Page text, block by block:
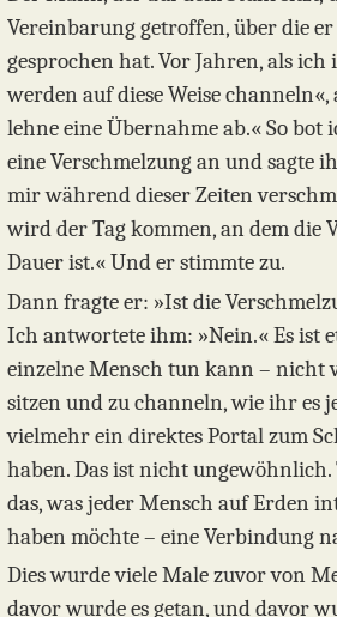
Vereinbarung getroffen, über die
gesprochen hat. Vor Jahren, als ich
werden auf diese Weise
lehne eine Übernahme ab.« So bot
eine Verschmelzung an und sagte
mir während dieser Zeiten
wird der Tag kommen, an dem die
Dauer ist.« Und er stimmte zu.
Dann fragte er: »Ist die
Ich antwortete ihm: »Nein.« Es ist
einzelne Mensch tun kann – nicht
sitzen und zu channeln, wie ihr es
vielmehr ein direktes Portal zum
haben. Das ist nicht ungewöhnlich.
das, was jeder Mensch auf Erden
haben möchte – eine Verbindung
Dies wurde viele Male zuvor von
davor wurde es getan, und davor